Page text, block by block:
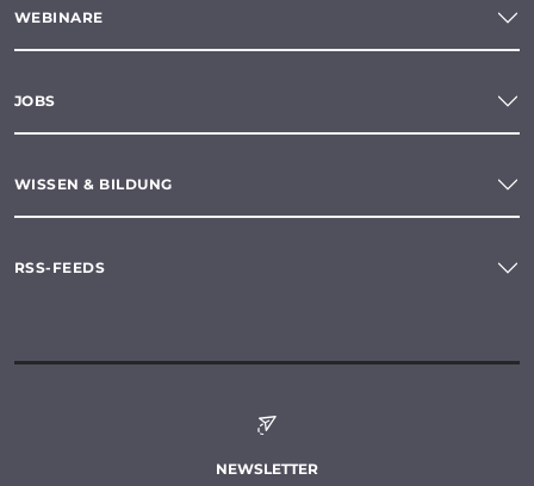
WEBINARE
JOBS
WISSEN & BILDUNG
RSS-FEEDS
NEWSLETTER